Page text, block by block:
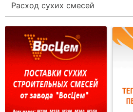
Расход сухих смесей